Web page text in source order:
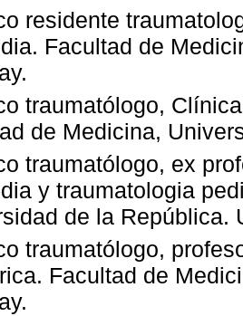
residente
Facultad de
traumatólogo,
de Medicina,
traumatólogo, ex
y traumatologia
de la República.
traumatólogo,
Facultad de